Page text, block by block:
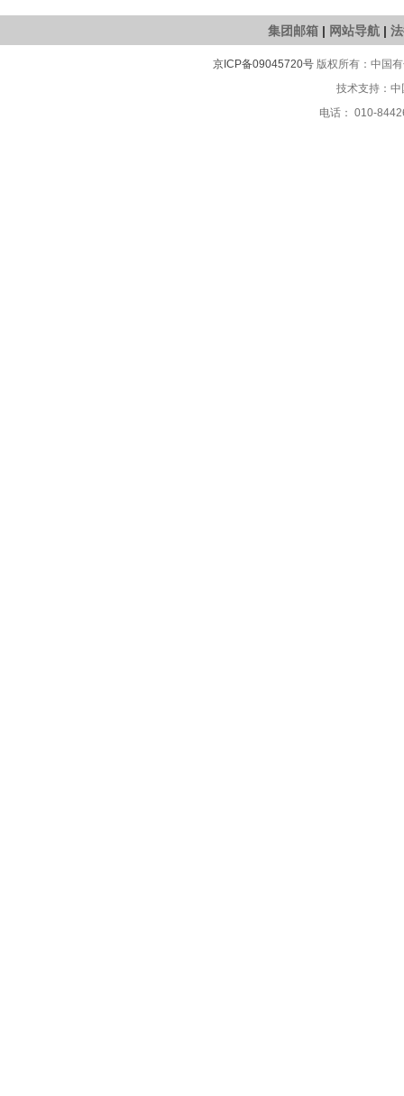
集团邮箱 | 网站导航 |
京ICP备09045720号 版权所有：中国
技术支持：
电话： 010-